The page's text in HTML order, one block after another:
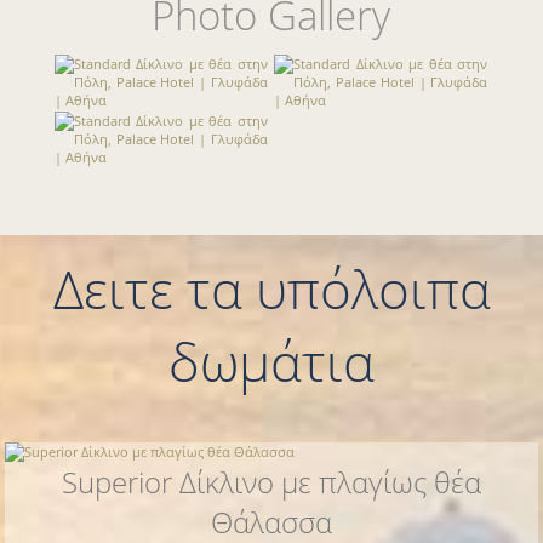
Photo Gallery
Δειτε τα υπόλοιπα
δωμάτια
Superior Δίκλινο με πλαγίως θέα
Θάλασσα